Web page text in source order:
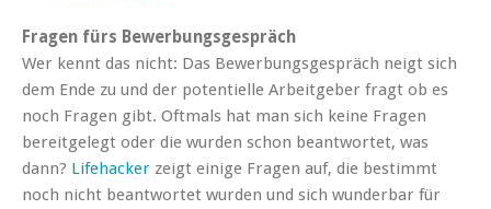
Fragen fürs Bewerbungsgespräch
Wer kennt das nicht: Das Bewerbungsgespräch neigt sich
dem Ende zu und der potentielle Arbeitgeber fragt ob es
noch Fragen gibt. Oftmals hat man sich keine Fragen
bereitgelegt oder die wurden schon beantwortet, was
dann? Lifehacker zeigt einige Fragen auf, die bestimmt
noch nicht beantwortet wurden und sich wunderbar für